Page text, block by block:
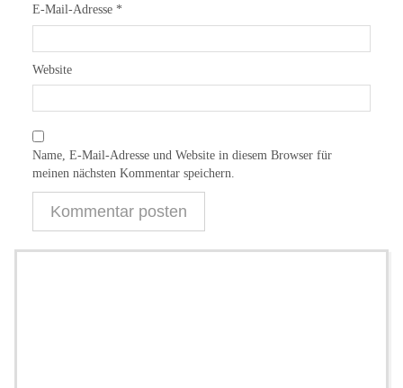
E-Mail-Adresse *
Website
Name, E-Mail-Adresse und Website in diesem Browser für
meinen nächsten Kommentar speichern.